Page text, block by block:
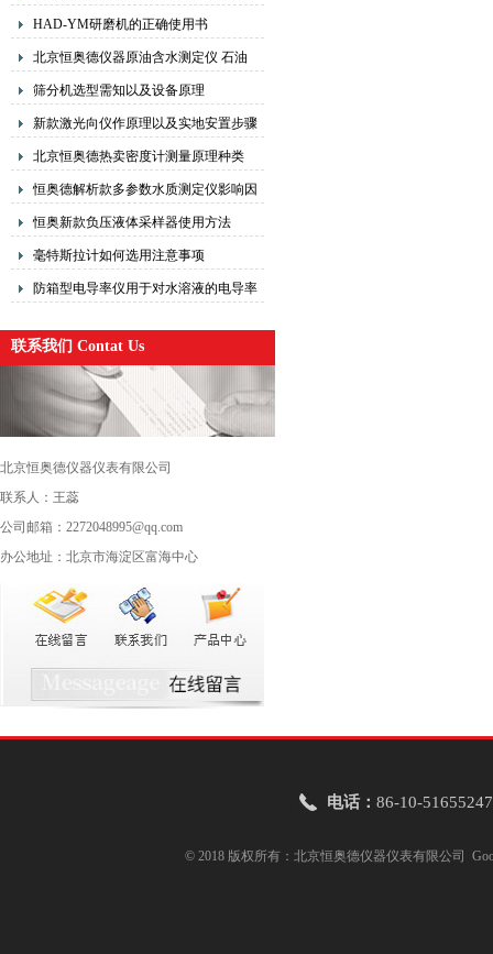
监测土壤呼吸和透气性氧含量的实验
HAD-YM研磨机的正确使用书
北京恒奥德仪器原油含水测定仪 石油
产品含水分析仪操作步骤原理
筛分机选型需知以及设备原理
新款激光向仪作原理以及实地安置步骤
北京恒奥德热卖密度计测量原理种类
恒奥德解析款多参数水质测定仪影响因
素
恒奥新款负压液体采样器使用方法
毫特斯拉计如何选用注意事项
防箱型电导率仪用于对水溶液的电导率
联系我们 Contat Us
北京恒奥德仪器仪表有限公司
联系人：王蕊
公司邮箱：2272048995@qq.com
办公地址：北京市海淀区富海中心
电话： 86-10-51655247
© 2018 版权所有：北京恒奥德仪器仪表有限公司